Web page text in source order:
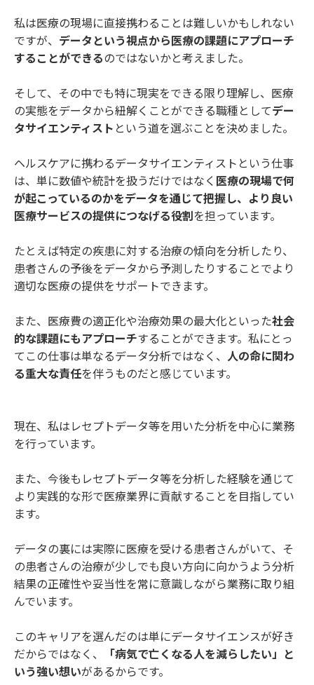
私は医療の現場に直接携わることは難しいかもしれない
ですが、 データという視点から医療の課題にアプローチ
することができるのではないかと考えました。
そして、その中でも特に現実をできる限り理解し、医療
の実態をデータから紐解くことができる職種としてデー
タサイエンティスト という道を選ぶことを決めました。
ヘルスケアに携わるデータサイエンティストという仕事
は、単に数値や統計を扱うだけではなく 医療の現場で何
が起こっているのかをデータを通じて把握し、より良い
医療サービスの提供につなげる役割 を担っています。
たとえば特定の疾患に対する治療の傾向を分析したり、
患者さんの予後をデータから予測したりすることでより
適切な医療の提供をサポートできます。
また、医療費の適正化や治療効果の最大化といった社会
的な課題にもアプローチすることができます。私にとっ
てこの仕事は単なるデータ分析ではなく、 人の命に関わ
る重大な責任を伴うものだと感じています。
現在、私はレセプトデータ等を用いた分析を中心に業務
を行っています。
また、今後もレセプトデータ等を分析した経験を通じて
より実践的な形で医療業界に貢献することを目指してい
ます。
データの裏には実際に医療を受ける患者さんがいて、そ
の患者さんの治療が少しでも良い方向に向かうよう分析
結果の正確性や妥当性を常に意識しながら業務に取り組
んでいます。
このキャリアを選んだのは単にデータサイエンスが好き
だからではなく、
「病気で亡くなる人を減らしたい」と
いう強い想いがあるからです。